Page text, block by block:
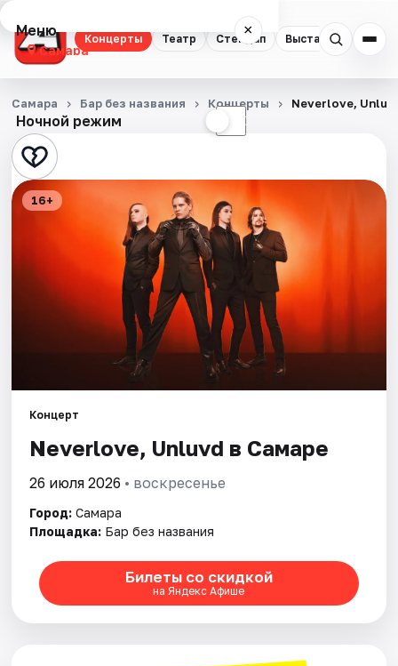
Концерты Театр Стендап Выставки
Меню ×
Самара
Концерты
Театр
Стендап
Квесты
Экскурсии
Города
Площадки
Артисты
Рейтинги
Ночной режим ☾
Самара Бар без названия Концерты Neverlove,
16+
Концерт
Neverlove, Unluvd в Самаре
26 июля 2026 • воскресенье
Город: Самара
Площадка: Бар без названия
Билеты со скидкой
на Яндекс Афише